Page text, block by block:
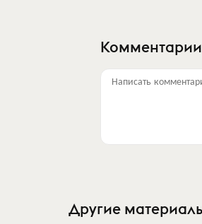
Комментарии
Написать
Другие